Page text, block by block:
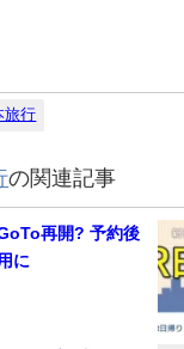
旅行
の関連記事
再開? 予約後
に